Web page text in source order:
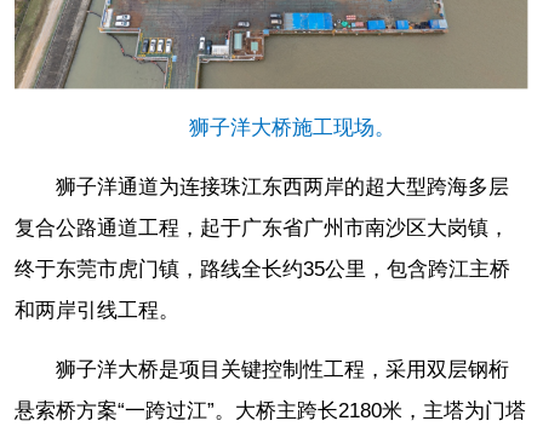
狮子洋大桥施工现场。
狮子洋通道为连接珠江东西两岸的超大型跨海多层
复合公路通道工程，起于广东省广州市南沙区大岗镇，
终于东莞市虎门镇，路线全长约35公里，包含跨江主桥
和两岸引线工程。
狮子洋大桥是项目关键控制性工程，采用双层钢桁
悬索桥方案“一跨过江”。大桥主跨长2180米，主塔为门塔